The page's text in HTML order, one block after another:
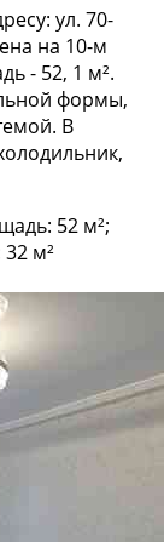
ул. 70-
на 10-м
- 52, 1 м².
формы,
В
52 м²;
м²